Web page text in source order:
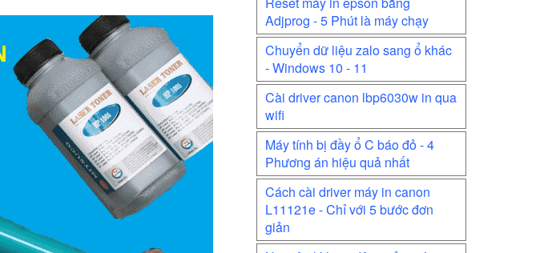
Adjprog - 5 Phút là máy chạy
Chuyển dữ liệu zalo sang ổ khác
- Windows 10 - 11
Cài driver canon lbp6030w in qua
wifi
Máy tính bị đầy ổ C báo đỏ - 4
Phương án hiệu quả nhất
Cách cài driver máy in canon
L11121e - Chỉ với 5 bước đơn
giản